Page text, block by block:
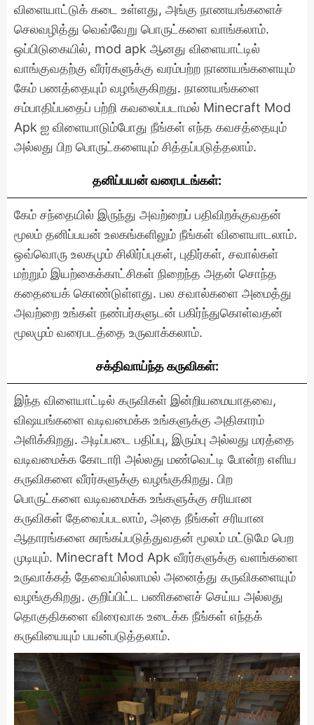
விளையாட்டுக் கடை உள்ளது, அங்கு நாணயங்களைச்
செலவழித்து வெவ்வேறு பொருட்களை வாங்கலாம்.
ஒப்பிடுகையில், mod apk ஆனது விளையாட்டில்
வாங்குவதற்கு வீரர்களுக்கு வரம்பற்ற நாணயங்களையும்
கேம் பணத்தையும் வழங்குகிறது. நாணயங்களை
சம்பாதிப்பதைப் பற்றி கவலைப்படாமல் Minecraft Mod
Apk ஐ விளையாடும்போது நீங்கள் எந்த கவசத்தையும்
அல்லது பிற பொருட்களையும் சித்தப்படுத்தலாம்.
தனிப்பயன் வரைபடங்கள்:
கேம் சந்தையில் இருந்து அவற்றைப் பதிவிறக்குவதன்
மூலம் தனிப்பயன் உலகங்களிலும் நீங்கள் விளையாடலாம்.
ஒவ்வொரு உலகமும் சிலிர்ப்புகள், புதிர்கள், சவால்கள்
மற்றும் இயற்கைக்காட்சிகள் நிறைந்த அதன் சொந்த
கதையைக் கொண்டுள்ளது. பல சவால்களை அமைத்து
அவற்றை உங்கள் நண்பர்களுடன் பகிர்ந்துகொள்வதன்
மூலமும் வரைபடத்தை உருவாக்கலாம்.
சக்திவாய்ந்த கருவிகள்:
இந்த விளையாட்டில் கருவிகள் இன்றியமையாதவை,
விஷயங்களை வடிவமைக்க உங்களுக்கு அதிகாரம்
அளிக்கிறது. அடிப்படை பதிப்பு, இரும்பு அல்லது மரத்தை
வடிவமைக்க கோடாரி அல்லது மண்வெட்டி போன்ற எளிய
கருவிகளை வீரர்களுக்கு வழங்குகிறது. பிற
பொருட்களை வடிவமைக்க உங்களுக்கு சரியான
கருவிகள் தேவைப்படலாம், அதை நீங்கள் சரியான
ஆதாரங்களை சுரங்கப்படுத்துவதன் மூலம் மட்டுமே பெற
முடியும். Minecraft Mod Apk வீரர்களுக்கு வளங்களை
உருவாக்கத் தேவையில்லாமல் அனைத்து கருவிகளையும்
வழங்குகிறது. குறிப்பிட்ட பணிகளைச் செய்ய அல்லது
தொகுதிகளை விரைவாக உடைக்க நீங்கள் எந்தக்
கருவியையும் பயன்படுத்தலாம்.